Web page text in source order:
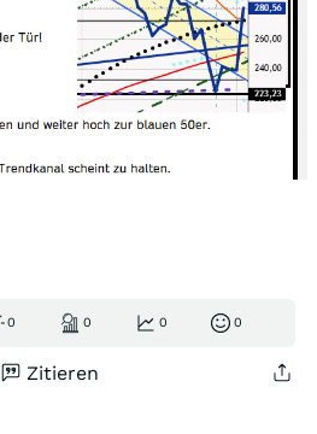
0 0 0 0
Zitieren